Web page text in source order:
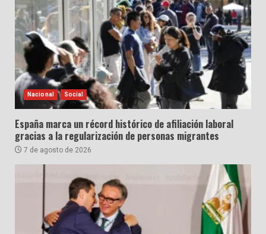
Nacional Social
España marca un récord histórico de afiliación laboral
gracias a la regularización de personas migrantes
7 de agosto de 2026